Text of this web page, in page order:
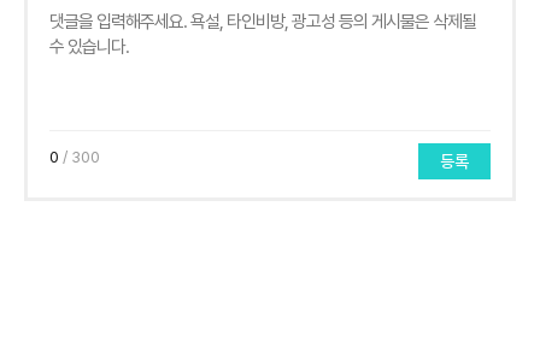
0 / 300 등록